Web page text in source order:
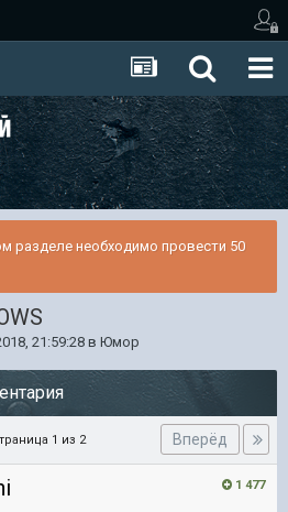
разделе необходимо провести 50
21:59:28 в Юмор
Вперёд
1 из 2
1 477